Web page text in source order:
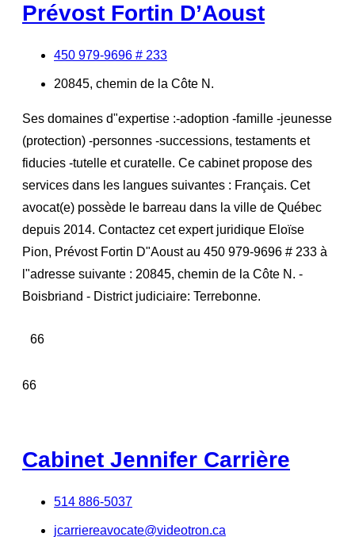
Prévost Fortin D’Aoust
450 979-9696 # 233
20845, chemin de la Côte N.
Ses domaines d"expertise :-adoption -famille -jeunesse
(protection) -personnes -successions, testaments et
fiducies -tutelle et curatelle. Ce cabinet propose des
services dans les langues suivantes : Français. Cet
avocat(e) possède le barreau dans la ville de Québec
depuis 2014. Contactez cet expert juridique Eloïse
Pion, Prévost Fortin D"Aoust au 450 979-9696 # 233 à
l"adresse suivante : 20845, chemin de la Côte N. -
Boisbriand - District judiciaire: Terrebonne.
66
66
Cabinet Jennifer Carrière
514 886-5037
jcarriereavocate@videotron.ca